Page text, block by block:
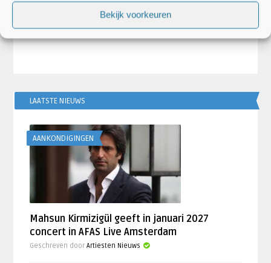
Bekijk voorkeuren
Harry Styles keert terug met album
‘Kiss All The T ...
Voormalig
LAATSTE NIEUWS
AANKONDIGINGEN
Mahsun Kirmizigül geeft in januari 2027
concert in AFAS Live Amsterdam
Geschreven doorArtiesten Nieuws